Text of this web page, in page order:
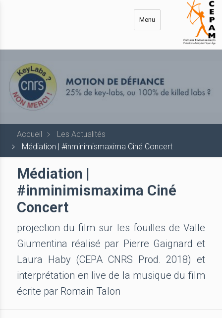
Menu
Accueil
Les Actualités
Médiation | #inminimismaxima Ciné Concert
Médiation |
#inminimismaxima Ciné
Concert
projection du film sur les fouilles de Valle
Giumentina réalisé par Pierre Gaignard et
Laura Haby (CEPA CNRS Prod. 2018) et
interprétation en live de la musique du film
écrite par Romain Talon